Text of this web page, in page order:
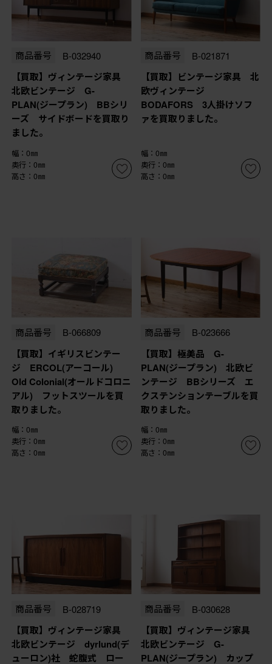
商品番号 B-032940
【買取】ヴィンテージ家具
北欧ビンテージ G-
PLAN(ジープラン) BBシリ
ーズ サイドボードを買取り
ました。
幅：0㎜
奥行：0㎜
高さ：0㎜
商品番号 B-021871
【買取】ビンテージ家具 北
欧ヴィンテージ
BODAFORS 3人掛けソフ
ァを買取りました。
幅：0㎜
奥行：0㎜
高さ：0㎜
商品番号 B-066809
【買取】イギリスビンテー
ジ ERCOL(アーコール)
Old Colonial(オールドコロニ
アル) フットスツールを買
取りました。
幅：0㎜
奥行：0㎜
高さ：0㎜
商品番号 B-023666
【買取】極美品 G-
PLAN(ジープラン) 北欧ビ
ンテージ BBシリーズ エ
クステンションテーブルを買
取りました。
幅：0㎜
奥行：0㎜
高さ：0㎜
商品番号 B-028719
【買取】ヴィンテージ家具
北欧ビンテージ dyrlund(デ
ューロン)社 蛇腹式 ロー
商品番号 B-030628
【買取】ヴィンテージ家具
北欧ビンテージ G-
PLAN(ジープラン) カップ